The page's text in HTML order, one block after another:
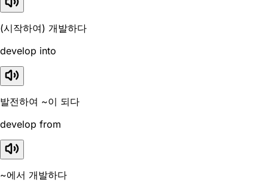
(시작하여) 개발하다
develop into
발전하여 ~이 되다
develop from
~에서 개발하다